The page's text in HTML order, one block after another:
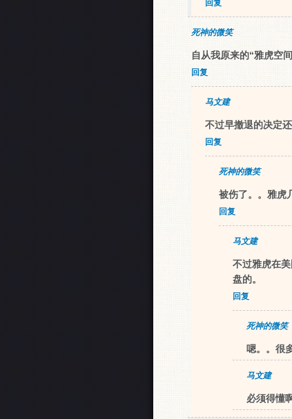
回复
死神的微笑
自从我原来的“雅虎空
回复
马文建
不过早撤退的决定
回复
死神的微笑
被伤了。。雅虎
回复
马文建
不过雅虎在
盘的。
回复
死神的微笑
嗯。。很
马文建
必须得懂